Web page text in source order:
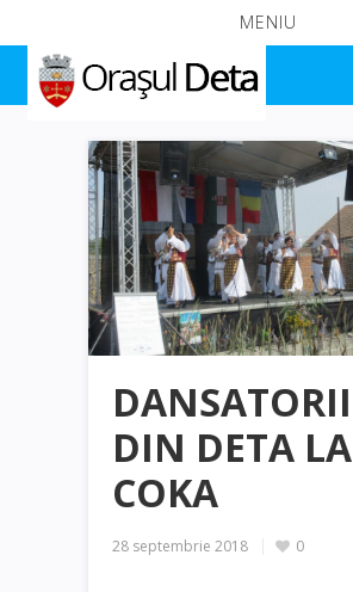
MENIU
DANSATORII
DIN DETA LA
COKA
28 septembrie 2018 0